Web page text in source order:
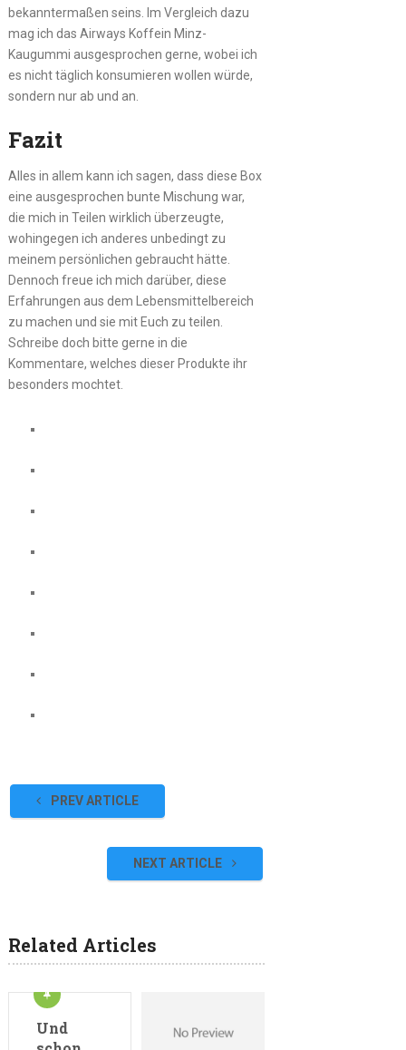
bekanntermaßen seins. Im Vergleich dazu
mag ich das Airways Koffein Minz-
Kaugummi ausgesprochen gerne, wobei ich
es nicht täglich konsumieren wollen würde,
sondern nur ab und an.
Fazit
Alles in allem kann ich sagen, dass diese Box
eine ausgesprochen bunte Mischung war,
die mich in Teilen wirklich überzeugte,
wohingegen ich anderes unbedingt zu
meinem persönlichen gebraucht hätte.
Dennoch freue ich mich darüber, diese
Erfahrungen aus dem Lebensmittelbereich
zu machen und sie mit Euch zu teilen.
Schreibe doch bitte gerne in die
Kommentare, welches dieser Produkte ihr
besonders mochtet.
PREV ARTICLE
NEXT ARTICLE
Related Articles
Und